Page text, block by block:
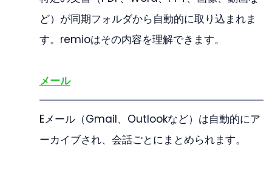
ど）が同期フォルダから自動的に取り込まれま
す。remioはその内容を理解できます。
メール
Eメール（Gmail、Outlookなど）は自動的にア
ーカイブされ、会話ごとにまとめられます。